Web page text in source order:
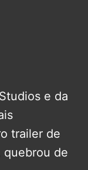
e da
trailer de
quebrou de